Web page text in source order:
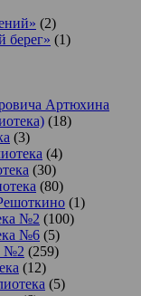
(2)
берег» (1)
Артюхина
(18)
(3)
(4)
(30)
(80)
(1)
№2 (100)
№6 (5)
№2 (259)
(12)
(5)